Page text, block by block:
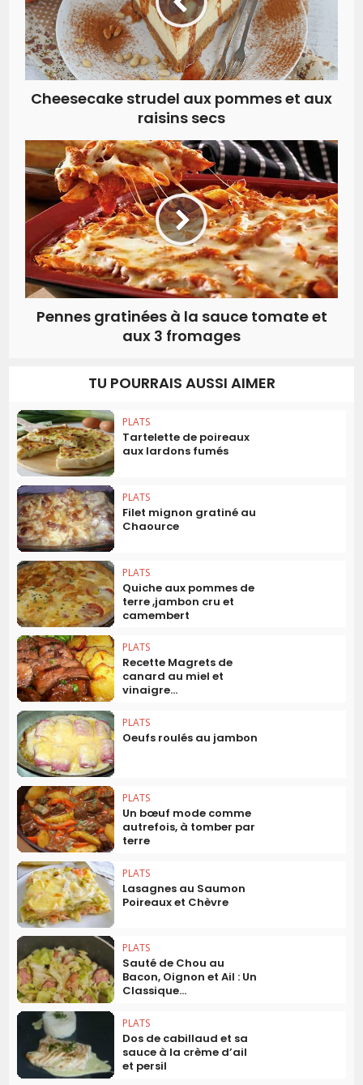
Cheesecake strudel aux pommes et aux
raisins secs
Pennes gratinées à la sauce tomate et
aux 3 fromages
TU POURRAIS AUSSI AIMER
PLATS
Tartelette de poireaux
aux lardons fumés
PLATS
Filet mignon gratiné au
Chaource
PLATS
Quiche aux pommes de
terre ,jambon cru et
camembert
PLATS
Recette Magrets de
canard au miel et
vinaigre...
PLATS
Oeufs roulés au jambon
PLATS
Un bœuf mode comme
autrefois, à tomber par
terre
PLATS
Lasagnes au Saumon
Poireaux et Chèvre
PLATS
Sauté de Chou au
Bacon, Oignon et Ail : Un
Classique...
PLATS
Dos de cabillaud et sa
sauce à la crème d’ail
et persil